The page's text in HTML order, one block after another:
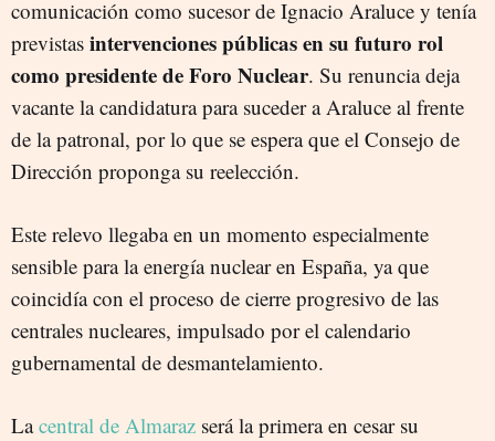
comunicación como sucesor de Ignacio Araluce y tenía
previstas intervenciones públicas en su futuro rol
como presidente de Foro Nuclear. Su renuncia deja
vacante la candidatura para suceder a Araluce al frente
de la patronal, por lo que se espera que el Consejo de
Dirección proponga su reelección.
Este relevo llegaba en un momento especialmente
sensible para la energía nuclear en España, ya que
coincidía con el proceso de cierre progresivo de las
centrales nucleares, impulsado por el calendario
gubernamental de desmantelamiento.
Lacentral de Almaraz será la primera en cesar su